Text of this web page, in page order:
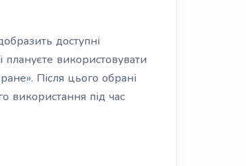
доступні
плануєте використовувати
Після цього обрані
використання під час